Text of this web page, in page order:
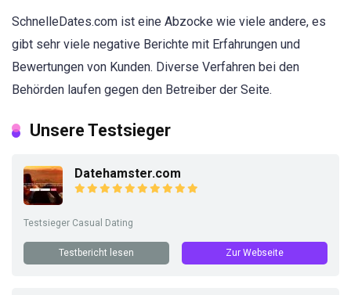
SchnelleDates.com ist eine Abzocke wie viele andere, es
gibt sehr viele negative Berichte mit Erfahrungen und
Bewertungen von Kunden. Diverse Verfahren bei den
Behörden laufen gegen den Betreiber der Seite.
Unsere Testsieger
Datehamster.com
Testsieger Casual Dating
Testbericht lesen Zur Webseite